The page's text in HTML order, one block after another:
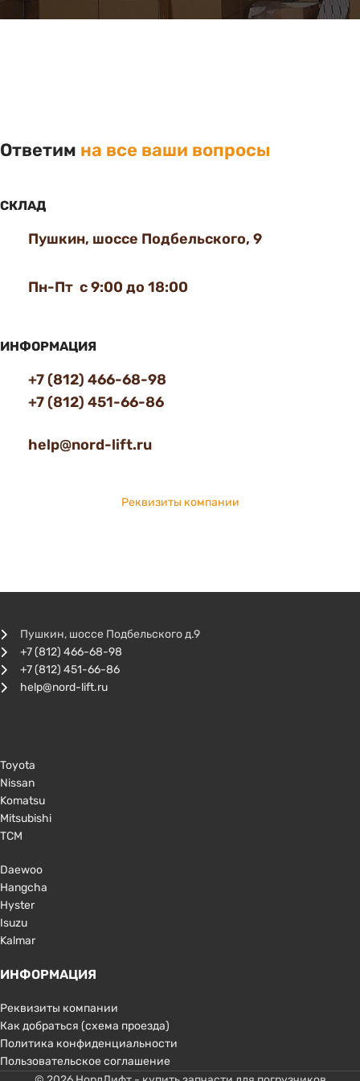
Ответим на все ваши вопросы
СКЛАД
Пушкин, шоссе Подбельского, 9
Пн-Пт с 9:00 до 18:00
ИНФОРМАЦИЯ
+7 (812) 466-68-98
+7 (812) 451-66-86
help@nord-lift.ru
Реквизиты компании
Пушкин, шоссе Подбельского д.9
+7 (812) 466-68-98
+7 (812) 451-66-86
help@nord-lift.ru
Toyota
Nissan
Komatsu
Mitsubishi
TCM
Daewoo
Hangcha
Hyster
Isuzu
Kalmar
ИНФОРМАЦИЯ
Реквизиты компании
Как добраться (схема проезда)
Политика конфиденциальности
Пользовательское соглашение